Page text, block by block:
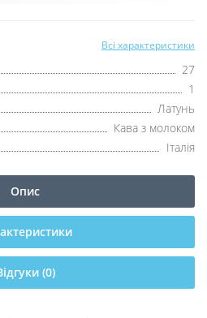
Всі характеристики
27
1
Латунь
Кава з молоком
Італія
Опис
(0)